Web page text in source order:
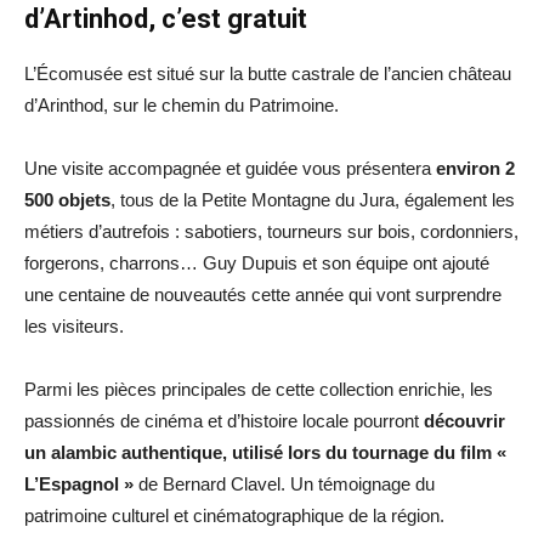
d’Artinhod, c’est gratuit
L’Écomusée est situé sur la butte castrale de l’ancien château
d’Arinthod, sur le chemin du Patrimoine.
Une visite accompagnée et guidée vous présentera environ 2
500 objets, tous de la Petite Montagne du Jura, également les
métiers d’autrefois : sabotiers, tourneurs sur bois, cordonniers,
forgerons, charrons… Guy Dupuis et son équipe ont ajouté
une centaine de nouveautés cette année qui vont surprendre
les visiteurs.
Parmi les pièces principales de cette collection enrichie, les
passionnés de cinéma et d’histoire locale pourront découvrir
un alambic authentique, utilisé lors du tournage du film «
L’Espagnol » de Bernard Clavel. Un témoignage du
patrimoine culturel et cinématographique de la région.